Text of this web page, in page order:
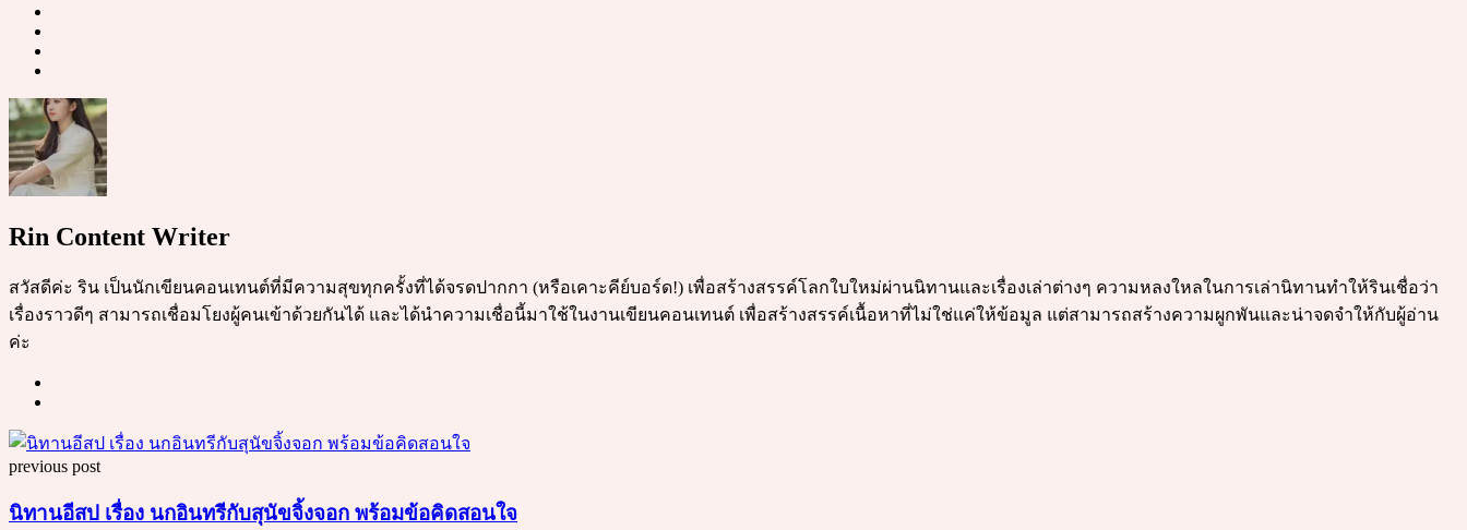
Rin Content Writer
สวัสดีค่ะ ริน เป็นนักเขียนคอนเทนต์ที่มีความสุขทุกครั้งที่ได้จรดปากกา (หรือเคาะคีย์บอร์ด!) เพื่อสร้างสรรค์โลกใบใหม่ผ่านนิทานและเรื่องเล่าต่างๆ ความหลงใหลในการเล่านิทานทำให้รินเชื่อว่า
เรื่องราวดีๆ สามารถเชื่อมโยงผู้คนเข้าด้วยกันได้ และได้นำความเชื่อนี้มาใช้ในงานเขียนคอนเทนต์ เพื่อสร้างสรรค์เนื้อหาที่ไม่ใช่แค่ให้ข้อมูล แต่สามารถสร้างความผูกพันและน่าจดจำให้กับผู้อ่าน
ค่ะ
Post
navigation
previous post
นิทานอีสป เรื่อง นกอินทรีกับสุนัขจิ้งจอก พร้อมข้อคิดสอนใจ